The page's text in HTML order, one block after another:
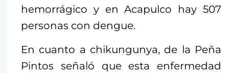
hemorrágico y en Acapulco hay 507
personas con dengue.
En cuanto a chikungunya, de la Peña
Pintos señaló que esta enfermedad